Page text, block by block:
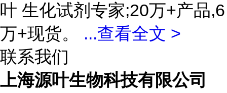
叶 生化试剂专家;20万+产品,6
万+现货。 ...查看全文 >
联系我们
上海源叶生物科技有限公司